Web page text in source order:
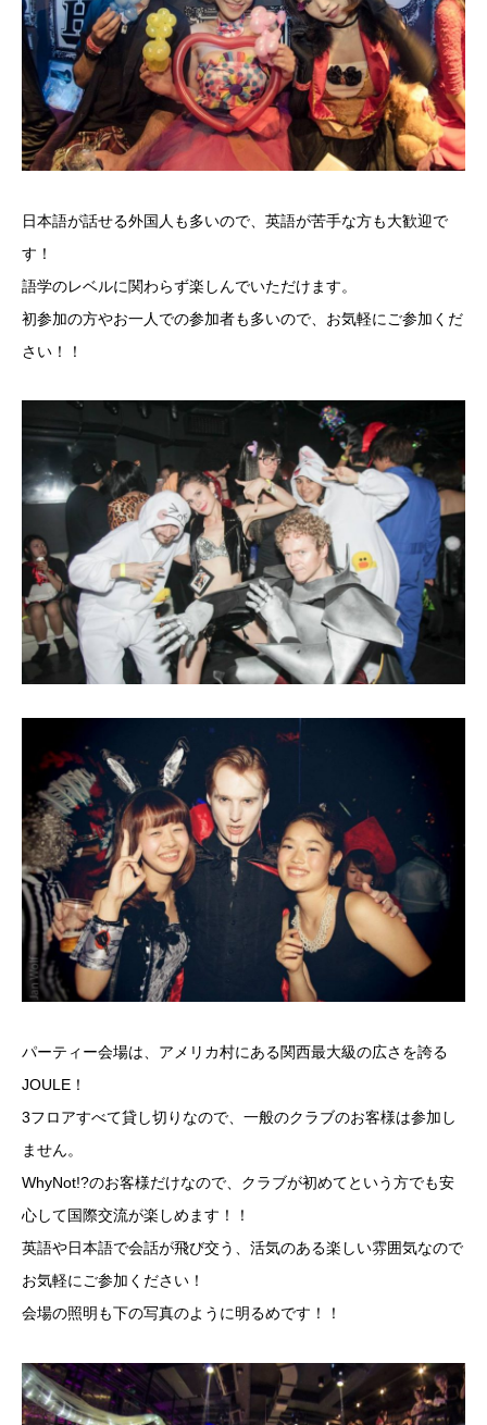
日本語が話せる外国人も多いので、英語が苦手な方も大歓迎で
す！
語学のレベルに関わらず楽しんでいただけます。
初参加の方やお一人での参加者も多いので、お気軽にご参加くだ
さい！！
パーティー会場は、アメリカ村にある関西最大級の広さを誇る
JOULE！
3フロアすべて貸し切りなので、一般のクラブのお客様は参加し
ません。
WhyNot!?のお客様だけなので、クラブが初めてという方でも安
心して国際交流が楽しめます！！
英語や日本語で会話が飛び交う、活気のある楽しい雰囲気なので
お気軽にご参加ください！
会場の照明も下の写真のように明るめです！！